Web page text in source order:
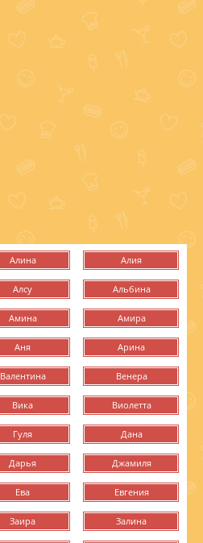
Алина Алия
Алсу Альбина
Амина Амира
Аня Арина
Валентина Венера
Вика Виолетта
Гуля Дана
Дарья Джамиля
Ева Евгения
Заира Залина